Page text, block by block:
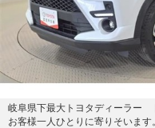
岐阜県下最大トヨタディーラー
お客様一人ひとりに寄りそいます。